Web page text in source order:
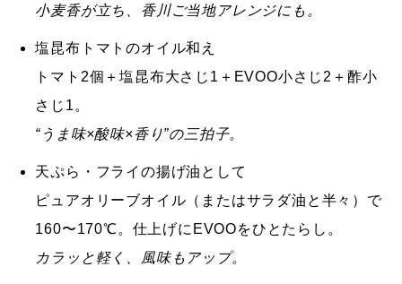
小麦香が立ち、香川ご当地アレンジにも。
塩昆布トマトのオイル和え
トマト2個＋塩昆布大さじ1＋ EVOO小さじ2 ＋酢小
さじ1。
“うま味×酸味×香り”の三拍子。
天ぷら・フライの揚げ油として
ピュアオリーブオイル （またはサラダ油と半々）で
160〜170℃。仕上げにEVOOをひとたらし。
カラッと軽く、風味もアップ。